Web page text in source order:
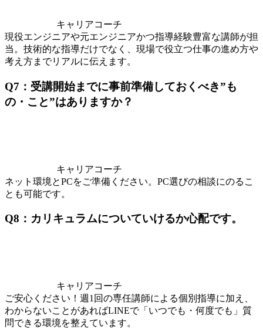
キャリアコーチ
現役エンジニアや元エンジニアかつ指導経験豊富な講師が担
当。技術的な指導だけでなく、現場で役立つ仕事の進め方や
考え方までリアルに伝えます。
Q7：受講開始までに事前準備しておくべき”も
の・こと”はありますか？
キャリアコーチ
ネット環境とPCをご準備ください。PC選びの相談にのるこ
とも可能です。
Q8：カリキュラムについていけるか心配です。
キャリアコーチ
ご安心ください！週1回の専任講師による個別指導に加え、
わからないことがあればLINEで「いつでも・何度でも」質
問できる環境を整えています。